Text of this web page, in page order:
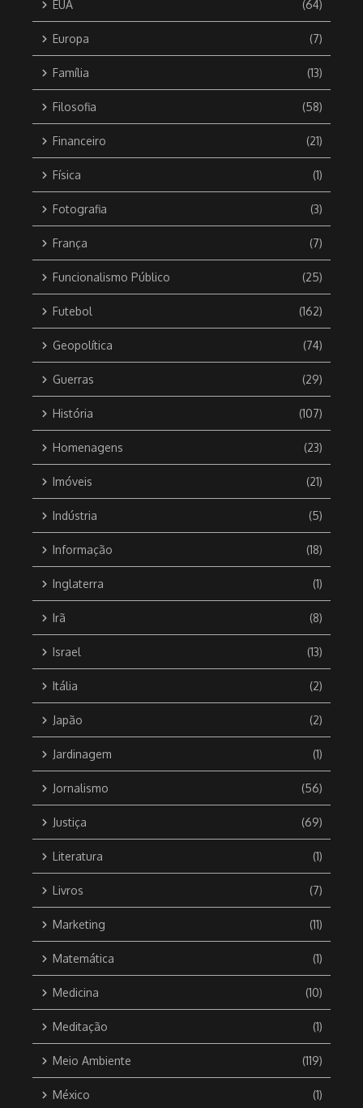
EUA (64)
Europa (7)
Família (13)
Filosofia (58)
Financeiro (21)
Física (1)
Fotografia (3)
França (7)
Funcionalismo Público (25)
Futebol (162)
Geopolítica (74)
Guerras (29)
História (107)
Homenagens (23)
Imóveis (21)
Indústria (5)
Informação (18)
Inglaterra (1)
Irã (8)
Israel (13)
Itália (2)
Japão (2)
Jardinagem (1)
Jornalismo (56)
Justiça (69)
Literatura (1)
Livros (7)
Marketing (11)
Matemática (1)
Medicina (10)
Meditação (1)
Meio Ambiente (119)
México (1)